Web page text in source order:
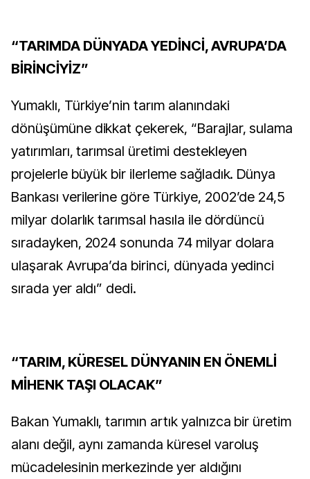
“TARIMDA DÜNYADA YEDİNCİ, AVRUPA’DA
BİRİNCİYİZ”
Yumaklı, Türkiye’nin tarım alanındaki
dönüşümüne dikkat çekerek, “Barajlar, sulama
yatırımları, tarımsal üretimi destekleyen
projelerle büyük bir ilerleme sağladık. Dünya
Bankası verilerine göre Türkiye, 2002’de 24,5
milyar dolarlık tarımsal hasıla ile dördüncü
sıradayken, 2024 sonunda 74 milyar dolara
ulaşarak Avrupa’da birinci, dünyada yedinci
sırada yer aldı” dedi.
“TARIM, KÜRESEL DÜNYANIN EN ÖNEMLİ
MİHENK TAŞI OLACAK”
Bakan Yumaklı, tarımın artık yalnızca bir üretim
alanı değil, aynı zamanda küresel varoluş
mücadelesinin merkezinde yer aldığını